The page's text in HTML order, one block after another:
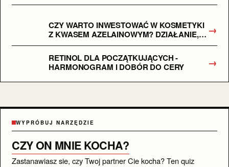
CZY WARTO INWESTOWAĆ W KOSMETYKI
Z KWASEM AZELAINOWYM? DZIAŁANIE,
EFEKTY I DLA KOGO JEST
PRZEZNACZONY
→
RETINOL DLA POCZĄTKUJĄCYCH -
HARMONOGRAM I DOBÓR DO CERY
→
WYPRÓBUJ NARZĘDZIE
CZY ON MNIE KOCHA?
Zastanawiasz sie, czy Twoj partner Cie kocha? Ten quiz